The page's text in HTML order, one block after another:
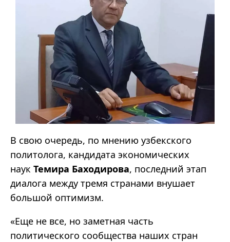
В свою очередь, по мнению узбекского
политолога, кандидата экономических
наук Темира Баходирова, последний этап
диалога между тремя странами внушает
большой оптимизм.
«Еще не все, но заметная часть
политического сообщества наших стран